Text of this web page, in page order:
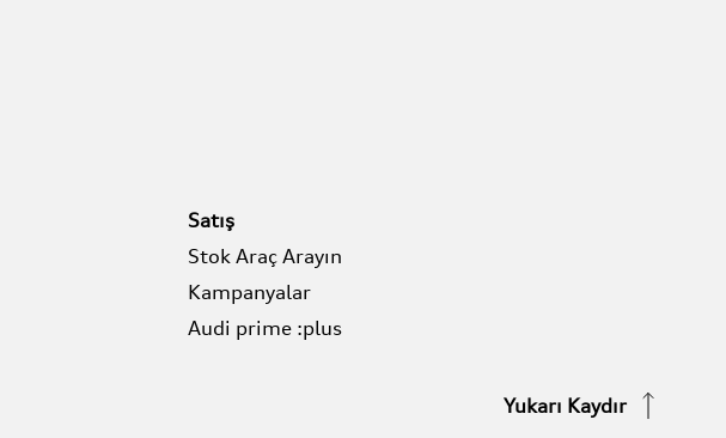
Satış
Stok Araç Arayın
Kampanyalar
Audi prime :plus
Yukarı Kaydır